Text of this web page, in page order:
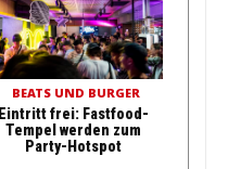
BEATS UND BURGER
Eintritt frei: Fastfood-
Tempel werden zum
Party-Hotspot